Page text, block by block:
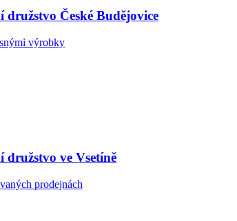
České Budějovice
výrobky
ve Vsetíně
prodejnách